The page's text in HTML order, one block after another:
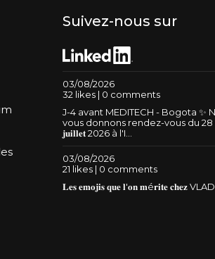
Suivez-nous sur
03/08/2026
32 likes | 0 comments
J-4 avant MEDITECH - Bogota ✨
vous donnons rendez-vous du 28
𝐣𝐮𝐢𝐥𝐥𝐞𝐭 2026 à l'I...
03/08/2026
21 likes | 0 comments
𝐋𝐞𝐬 𝐞𝐦𝐨𝐣𝐢𝐬 𝐪𝐮𝐞 𝐥'𝐨𝐧 𝐦é𝐫𝐢𝐭𝐞 𝐜𝐡𝐞𝐳 VLAD